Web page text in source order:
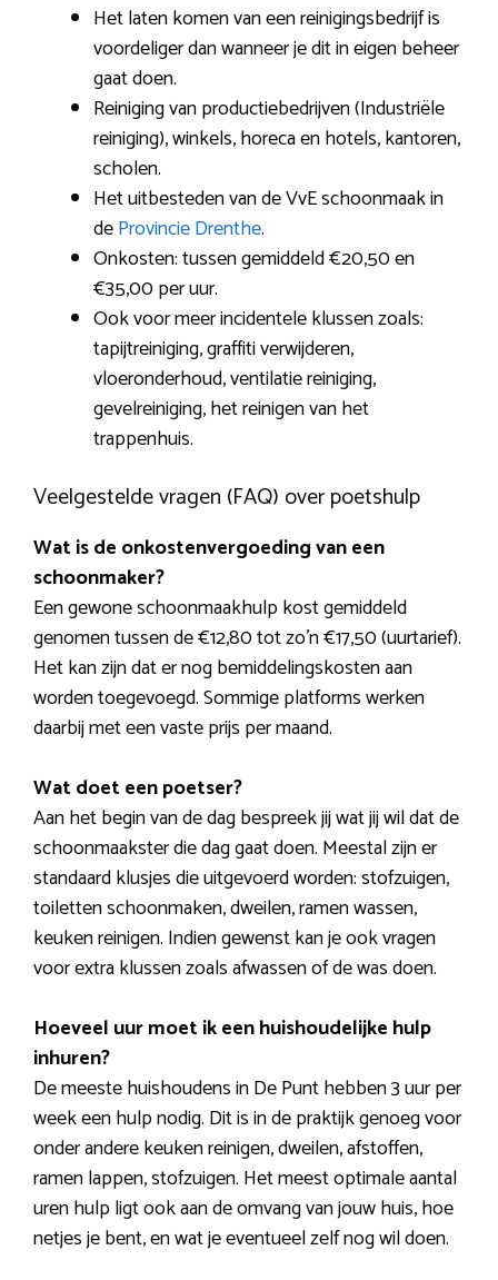
Het laten komen van een reinigingsbedrijf is
voordeliger dan wanneer je dit in eigen beheer
gaat doen.
Reiniging van productiebedrijven (Industriële
reiniging), winkels, horeca en hotels, kantoren,
scholen.
Het uitbesteden van de VvE schoonmaak in
deProvincie Drenthe.
Onkosten: tussen gemiddeld €20,50 en
€35,00 per uur.
Ook voor meer incidentele klussen zoals:
tapijtreiniging, graffiti verwijderen,
vloeronderhoud, ventilatie reiniging,
gevelreiniging, het reinigen van het
trappenhuis.
Veelgestelde vragen (FAQ) over poetshulp
Wat is de onkostenvergoeding van een
schoonmaker?
Een gewone schoonmaakhulp kost gemiddeld
genomen tussen de €12,80 tot zo’n €17,50 (uurtarief).
Het kan zijn dat er nog bemiddelingskosten aan
worden toegevoegd. Sommige platforms werken
daarbij met een vaste prijs per maand.
Wat doet een poetser?
Aan het begin van de dag bespreek jij wat jij wil dat de
schoonmaakster die dag gaat doen. Meestal zijn er
standaard klusjes die uitgevoerd worden: stofzuigen,
toiletten schoonmaken, dweilen, ramen wassen,
keuken reinigen. Indien gewenst kan je ook vragen
voor extra klussen zoals afwassen of de was doen.
Hoeveel uur moet ik een huishoudelijke hulp
inhuren?
De meeste huishoudens in De Punt hebben 3 uur per
week een hulp nodig. Dit is in de praktijk genoeg voor
onder andere keuken reinigen, dweilen, afstoffen,
ramen lappen, stofzuigen. Het meest optimale aantal
uren hulp ligt ook aan de omvang van jouw huis, hoe
netjes je bent, en wat je eventueel zelf nog wil doen.